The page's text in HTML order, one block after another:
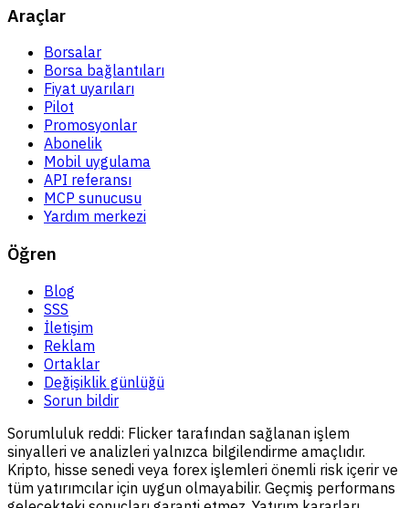
Araçlar
Borsalar
Borsa bağlantıları
Fiyat uyarıları
Pilot
Promosyonlar
Abonelik
Mobil uygulama
API referansı
MCP sunucusu
Yardım merkezi
Öğren
Blog
SSS
İletişim
Reklam
Ortaklar
Değişiklik günlüğü
Sorun bildir
Sorumluluk reddi: Flicker tarafından sağlanan işlem
sinyalleri ve analizleri yalnızca bilgilendirme amaçlıdır.
Kripto, hisse senedi veya forex işlemleri önemli risk içerir ve
tüm yatırımcılar için uygun olmayabilir. Geçmiş performans